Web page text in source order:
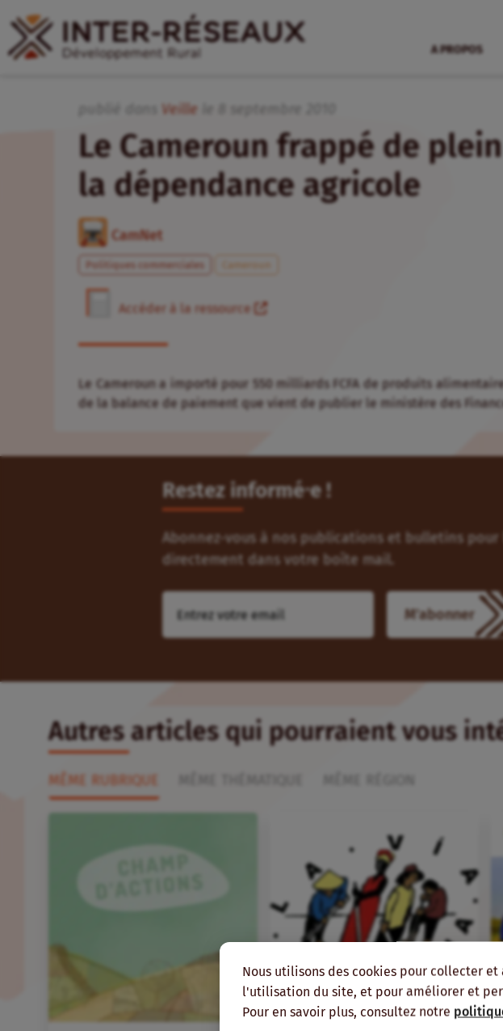
Nous utilisons des cookies pour collecter
l'utilisation du site, et pour améliorer et
Pour en savoir plus, consultez notre
A PROPOS
Veille
Le Cameroun frappé de
la dépendance agricole
CamNet
Politiques commerciales Cameroun
Accéder à la ressource
Le Ca­me­roun a im­por­té pour 550 mil­liards FCFA de pro­duits
de la ba­lance de paie­ment que vient de pu­blier le mi­nis­tère des
Restez informé⸱e !
Abonnez-vous à nos publications et bulletins pour
directement dans votre boîte mail.
Autres articles qui pourraient vous
MÊME RUBRIQUE